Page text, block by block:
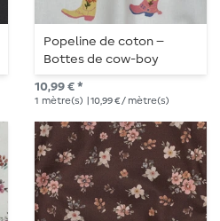
Popeline de coton –
Bottes de cow-boy
blanches
10,99 € *
1 mètre(s) | 10,99 € / mètre(s)